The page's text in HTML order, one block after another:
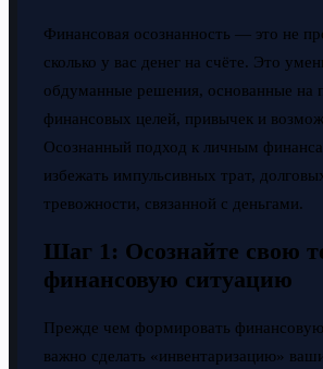
Финансовая осознанность — это не
сколько у вас денег на счёте. Это
обдуманные решения, основанные на
финансовых целей, привычек и
Осознанный подход к личным
избежать импульсивных трат,
тревожности, связанной с деньгами.
Шаг 1: Осознайте свою
финансовую ситуацию
Прежде чем формировать финансовую
важно сделать «инвентаризацию»